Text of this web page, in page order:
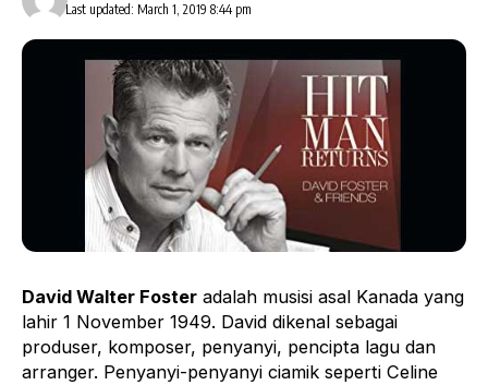
Last updated: March 1, 2019 8:44 pm
David Walter Foster adalah musisi asal Kanada yang
lahir 1 November 1949. David dikenal sebagai
produser, komposer, penyanyi, pencipta lagu dan
arranger. Penyanyi-penyanyi ciamik seperti Celine